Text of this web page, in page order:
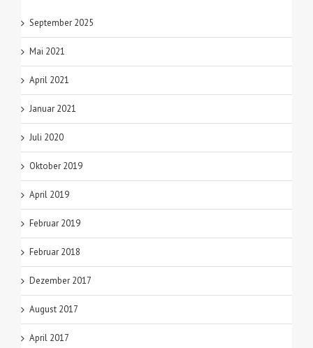
September 2025
Mai 2021
April 2021
Januar 2021
Juli 2020
Oktober 2019
April 2019
Februar 2019
Februar 2018
Dezember 2017
August 2017
April 2017